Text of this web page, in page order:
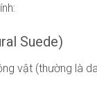
Suede)
vật (thường là